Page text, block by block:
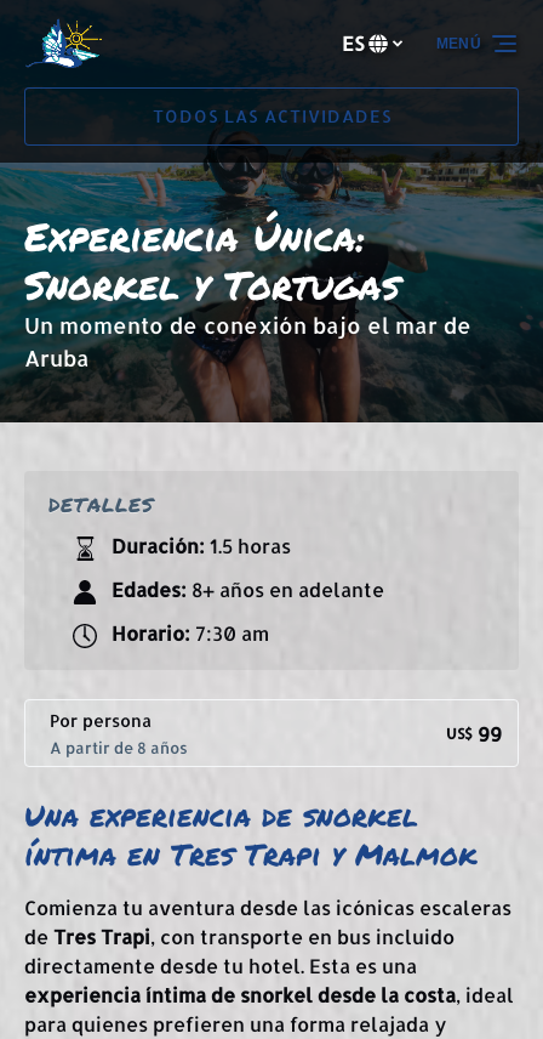
Saltar a la navegación principal
Saltar al contenido
Saltar al pie de página
Selecciona
tu
ES
TODOS LAS ACTIVIDADES
MENÚ
Experiencia Única:
Snorkel y Tortugas
Un momento de conexión bajo el mar de
Aruba
DETALLES
Duración: 1.5 horas
Edades: 8+ años en adelante
Horario: 7:30 am
Por persona
A partir de 8 años
US$ 99
Una experiencia de snorkel
íntima en Tres Trapi y Malmok
Comienza tu aventura desde las icónicas escaleras
deTres Trapi, con transporte en bus incluido
directamente desde tu hotel. Esta es una
experiencia íntima de snorkel desde la costa, ideal
para quienes prefieren una forma relajada y